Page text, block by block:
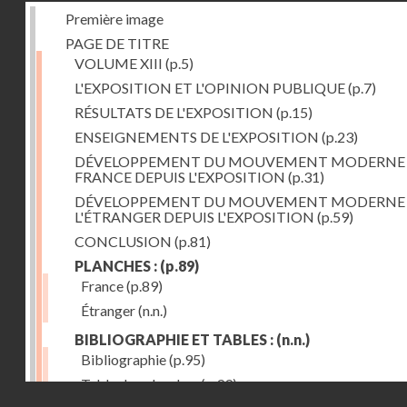
Première image
PAGE DE TITRE
VOLUME XIII (p.5)
L'EXPOSITION ET L'OPINION PUBLIQUE(p.7)
RÉSULTATS DE L'EXPOSITION (p.15)
ENSEIGNEMENTS DE L'EXPOSITION (p.23)
DÉVELOPPEMENT DU MOUVEMENT
FRANCE DEPUIS L'EXPOSITION (p.31)
DÉVELOPPEMENT DU MOUVEMENT
L'ÉTRANGER DEPUIS L'EXPOSITION (p.59)
CONCLUSION (p.81)
PLANCHES : (p.89)
France(p.89)
Étranger(n.n.)
BIBLIOGRAPHIE ET TABLES : (n.n.)
Bibliographie(p.95)
Table des planches(p.99)